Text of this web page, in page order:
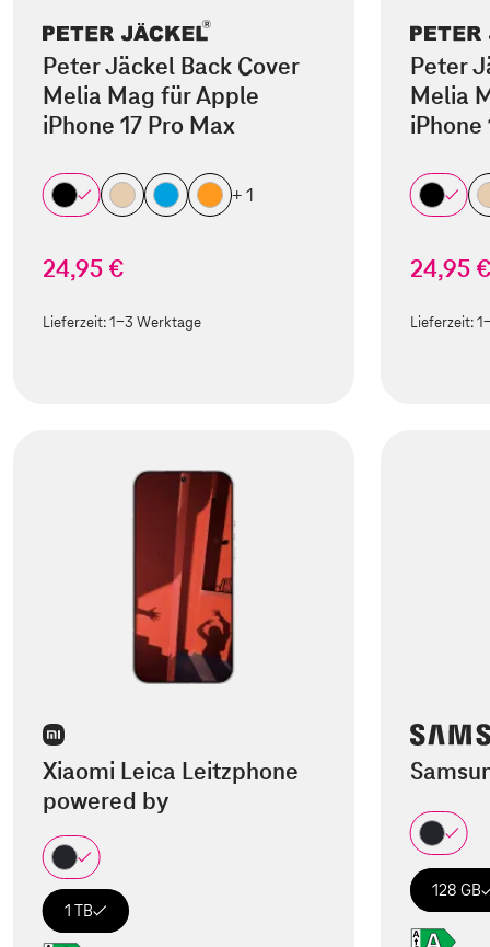
Peter Jäckel Back Cover
Melia Mag für Apple
iPhone 17 Pro Max
+ 1
24,95 €
Lieferzeit:1-3 Werktage
Peter
Melia
iPhone
24,95
Lieferzeit:
Xiaomi Leica Leitzphone
powered by
1 TB
128 GB